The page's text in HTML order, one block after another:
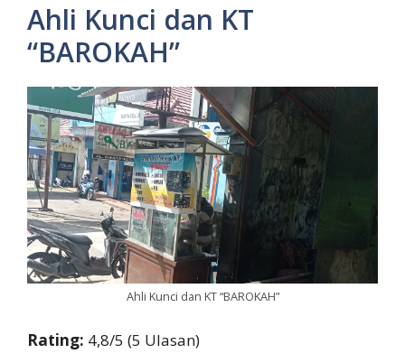
Ahli Kunci dan KT
“BAROKAH”
Ahli Kunci dan KT “BAROKAH”
Rating: 4,8/5 (5 Ulasan)